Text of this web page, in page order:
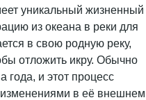
уникальный жизненный
из океана в реки для
в свою родную реку,
отложить икру. Обычно
года, и этот процесс
в её внешнем